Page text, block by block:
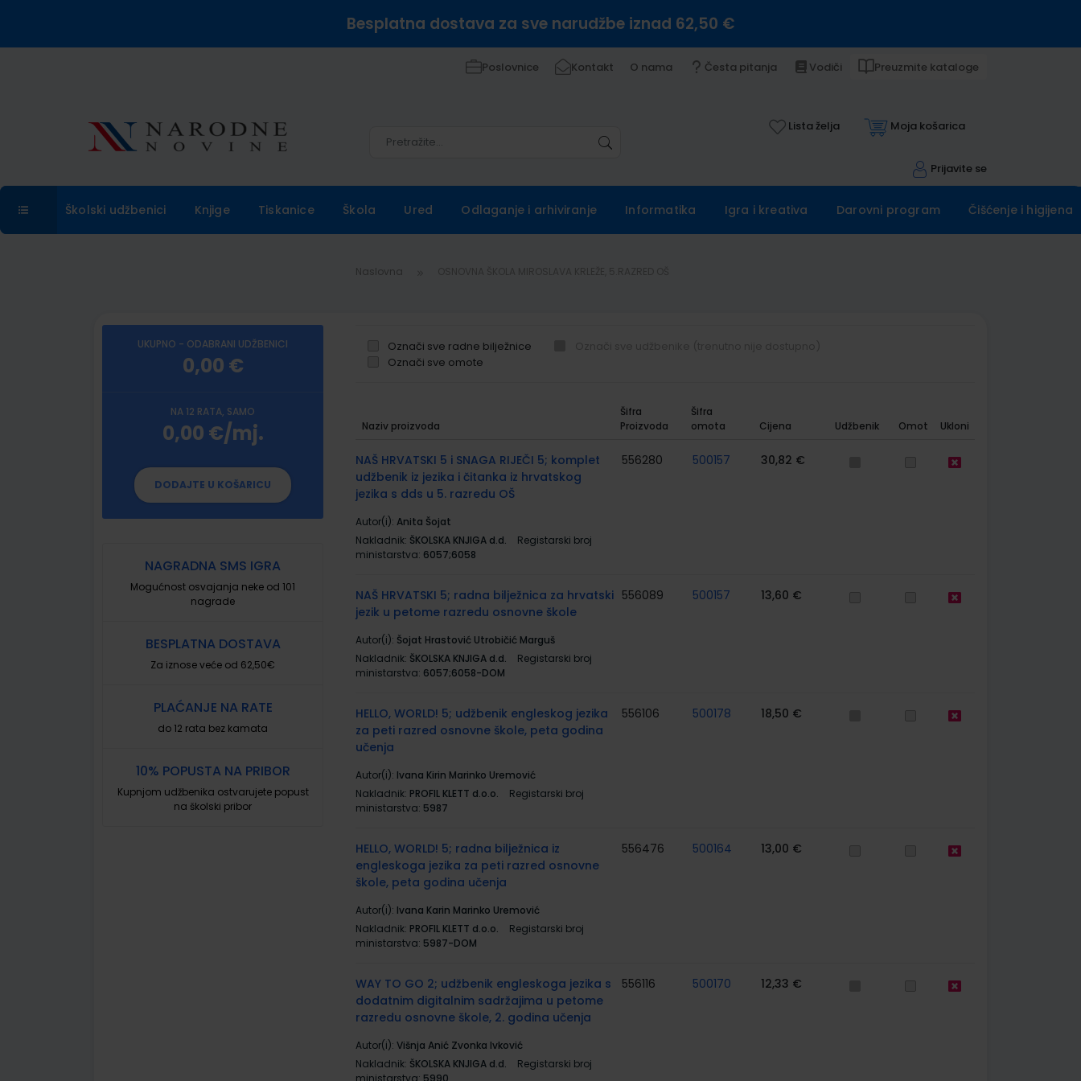
Besplatna dostava za sve narudžbe iznad 62,50 €
Poslovnice Kontakt O nama Česta pitanja Vodiči Preuzmite kataloge
Lista želja Moja košarica
Prijavite se
Školski udžbenici Knjige Tiskanice Škola Ured Odlaganje i arhiviranje Informatika Igra i kreativa Darovni program Čišćenje i higijena
Naslovna
UKUPNO - ODABRANI UDŽBENICI
0,00 €
NA 12 RATA, SAMO
0,00 €/mj.
DODAJTE U KOŠARICU
NAGRADNA SMS IGRA
Mogućnost osvajanja neke od 101
nagrade
BESPLATNA DOSTAVA
Za iznose veće od 62,50€
PLAĆANJE NA RATE
do 12 rata bez kamata
10% POPUSTA NA PRIBOR
Kupnjom udžbenika ostvarujete popust
na školski pribor
Označi sve radne bilježnice
Označi sve omote
proizvodi
Naziv proizvoda
Šifra
Proizvoda
Šifra
omota
Cijena Udžbenik Omot Ukloni
NAŠ HRVATSKI 5 i SNAGA RIJEČI 5; komplet
udžbenik iz jezika i čitanka iz hrvatskog
jezika s dds u 5. razredu OŠ
Autor(i): Anita Šojat
Nakladnik: ŠKOLSKA KNJIGA d.d.
Registarski broj
ministarstva: 6057;6058
556280 500157 30,82 €
NAŠ HRVATSKI 5; radna bilježnica za hrvatski
jezik u petome razredu osnovne škole
Autor(i): Šojat Hrastović Utrobičić Marguš
Nakladnik: ŠKOLSKA KNJIGA d.d.
Registarski broj
ministarstva: 6057;6058-DOM
556089 500157 13,60 €
HELLO, WORLD! 5; udžbenik engleskog jezika
za peti razred osnovne škole, peta godina
učenja
Autor(i): Ivana Kirin Marinko Uremović
Nakladnik: PROFIL KLETT d.o.o.
Registarski broj
ministarstva: 5987
556106 500178 18,50 €
HELLO, WORLD! 5; radna bilježnica iz
engleskoga jezika za peti razred osnovne
škole, peta godina učenja
Autor(i): Ivana Karin Marinko Uremović
Nakladnik: PROFIL KLETT d.o.o.
Registarski broj
ministarstva: 5987-DOM
556476 500164 13,00 €
WAY TO GO 2; udžbenik engleskoga jezika s
dodatnim digitalnim sadržajima u petome
razredu osnovne škole, 2. godina učenja
Autor(i): Višnja Anić Zvonka Ivković
Nakladnik: ŠKOLSKA KNJIGA d.d.
Registarski broj
ministarstva: 5990
556116 500170 12,33 €